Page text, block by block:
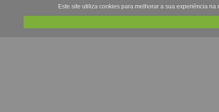
Este site utiliza cookies para melhorar a sua experiência